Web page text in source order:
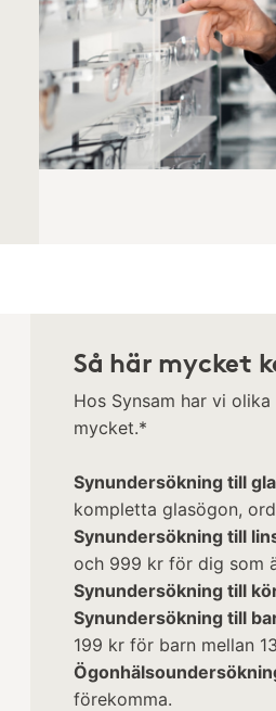
Så här mycket
Hos Synsam har vi
mycket.*
Synundersökning till
kompletta glasögon,
Synundersökning till
och 999 kr för dig som
Synundersökning till
Synundersökning till
199 kr för barn mellan
förekomma.